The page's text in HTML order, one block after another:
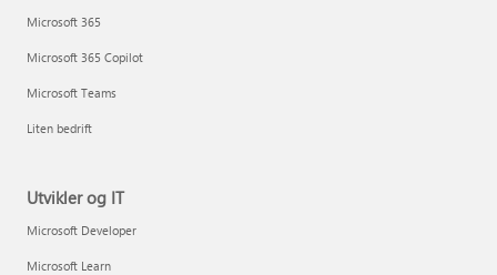
Microsoft 365
Microsoft 365 Copilot
Microsoft Teams
Liten bedrift
Utvikler og IT
Microsoft Developer
Microsoft Learn